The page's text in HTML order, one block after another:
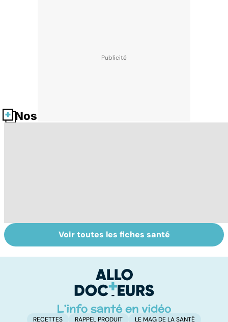
Nos fiches santé
Automne-hiver,
le temps de la
Prolapsus : quand
les organes
Voir toutes les fiches santé
RECETTES RAPPEL PRODUIT LE MAG DE LA SANTÉ